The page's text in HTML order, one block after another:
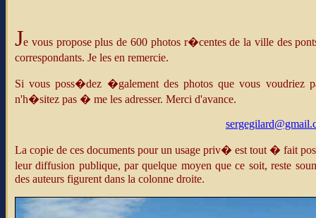
Je vous propose plus de 600 photos r�centes de la ville des
correspondants. Je les en remercie.
Si vous poss�dez �galement des photos que vous voudriez
n'h�sitez pas � me les adresser. Merci d'avance.
La copie de ces documents pour un usage priv� est tout � fait
leur diffusion publique, par quelque moyen que ce soit, reste
des auteurs figurent dans la colonne droite.